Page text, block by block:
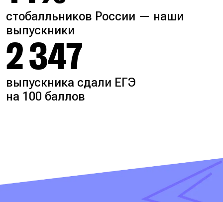
стобалльников России — наши
выпускники
2 347
выпускника сдали ЕГЭ
на 100 баллов